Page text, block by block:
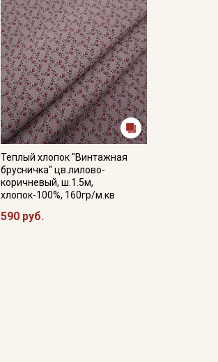
Теплый хлопок "Винтажная
брусничка" цв.лилово-
коричневый, ш.1.5м,
хлопок-100%, 160гр/м.кв
590 руб.